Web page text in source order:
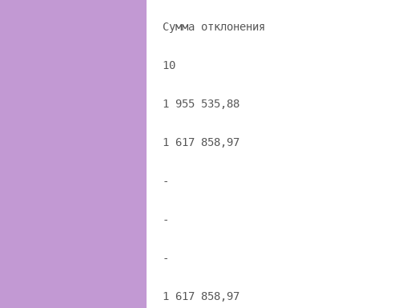
Сумма отклонения
10
1 955 535,88
1 617 858,97
-
-
-
1 617 858,97